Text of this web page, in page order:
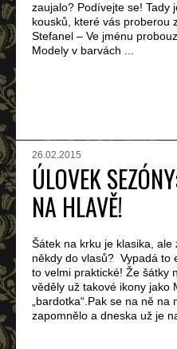
zaujalo? Podívejte se! Tady
kousků, které vás proberou
Stefanel – Ve jménu
Modely v barvách ...
26.02.2015
ÚLOVEK
NA HLAVĚ!
Šátek na krku je klasika, ale
někdy do vlasů? Vypadá to
to velmi praktické! Že šátky
věděly už takové ikony jako
„bardotka“.Pak se na ně na
zapomnělo a dneska už je